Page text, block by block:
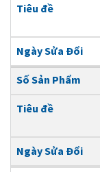
Tiêu đề
Ngày Sửa Đổi
Số Sản Phẩm
Tiêu đề
Ngày Sửa Đổi